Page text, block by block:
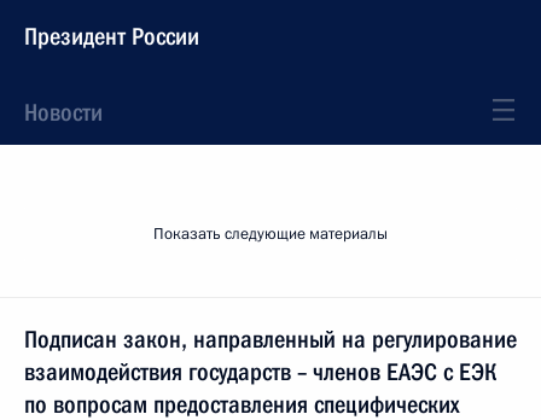
Президент России
Новости
Показать следующие материалы
Подписан закон, направленный на регулирование
взаимодействия государств – членов ЕАЭС с ЕЭК
по вопросам предоставления специфических